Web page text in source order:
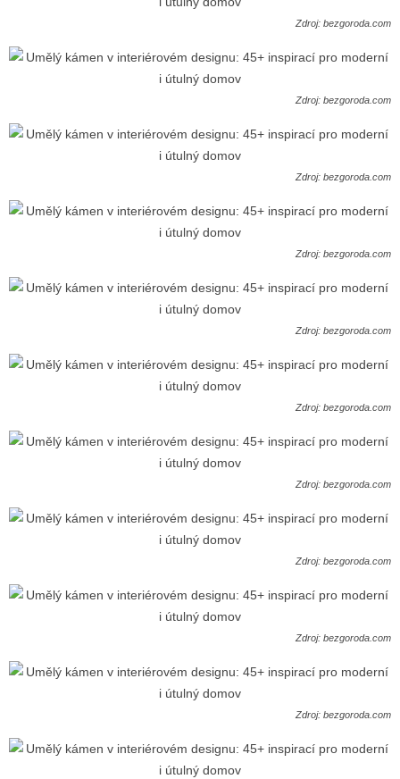
Zdroj: bezgoroda.com
Zdroj: bezgoroda.com
Zdroj: bezgoroda.com
Zdroj: bezgoroda.com
Zdroj: bezgoroda.com
Zdroj: bezgoroda.com
Zdroj: bezgoroda.com
Zdroj: bezgoroda.com
Zdroj: bezgoroda.com
Zdroj: bezgoroda.com